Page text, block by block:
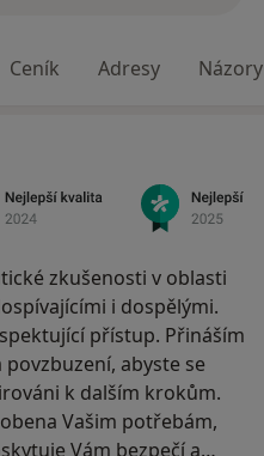
Ceník Adresy
zkušenosti v oblasti
i dospělými.
přístup. Přináším
abyste se
k dalším krokům.
Vašim potřebám,
Vám bezpečí a